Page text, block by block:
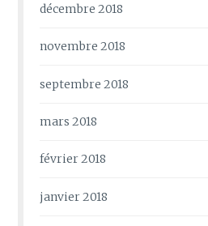
décembre 2018
novembre 2018
septembre 2018
mars 2018
février 2018
janvier 2018